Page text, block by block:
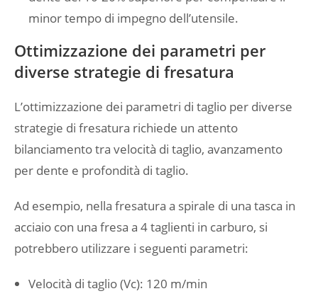
minor tempo di impegno dell’utensile.
Ottimizzazione dei parametri per
diverse strategie di fresatura
L’ottimizzazione dei parametri di taglio per diverse
strategie di fresatura richiede un attento
bilanciamento tra velocità di taglio, avanzamento
per dente e profondità di taglio.
Ad esempio, nella fresatura a spirale di una tasca in
acciaio con una fresa a 4 taglienti in carburo, si
potrebbero utilizzare i seguenti parametri:
Velocità di taglio (Vc): 120 m/min